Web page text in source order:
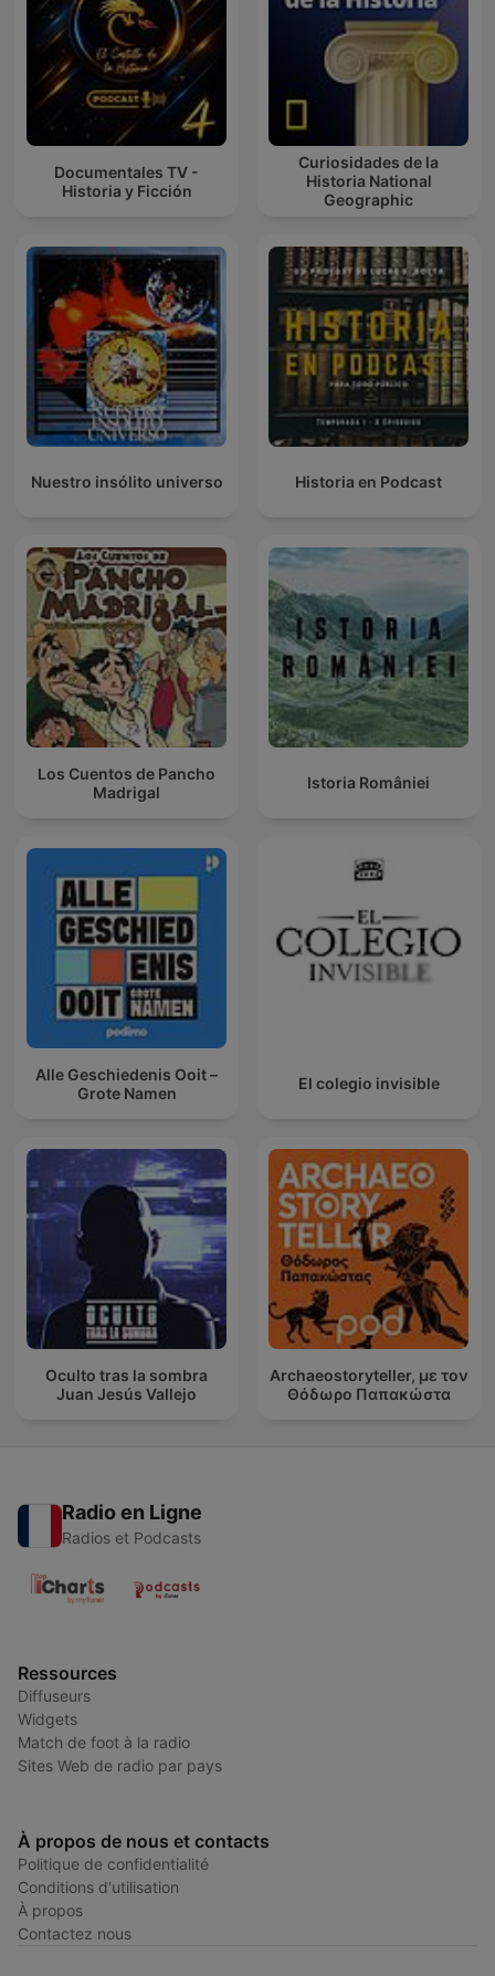
Documentales TV -
Historia y Ficción
Curiosidades de la
Historia National
Geographic
Nuestro insólito universo Historia en Podcast
Los Cuentos de Pancho
Madrigal
Istoria României
Alle Geschiedenis Ooit –
Grote Namen
El colegio invisible
Oculto tras la sombra
Juan Jesús Vallejo
Archaeostoryteller, με τον
Θόδωρο Παπακώστα
Radio en Ligne
Radios et Podcasts
Ressources
Diffuseurs
Widgets
Match de foot à la radio
Sites Web de radio par pays
À propos de nous et contacts
Politique de confidentialité
Conditions d'utilisation
À propos
Contactez nous